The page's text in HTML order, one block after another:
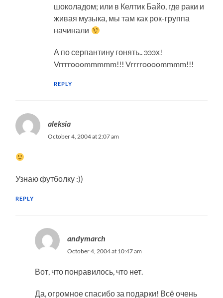
шоколадом; или в Келтик Байо, где раки и
живая музыка, мы там как рок-группа
начинали
А по серпантину гонять.. эээх!
Vrrrrooommmmm!!! Vrrrroooommmm!!!
REPLY
aleksia
October 4, 2004 at 2:07 am
Узнаю футболку :))
REPLY
andymarch
October 4, 2004 at 10:47 am
Вот, что понравилось, что нет.
Да, огромное спасибо за подарки! Всё очень